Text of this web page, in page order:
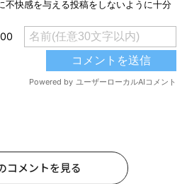
コメントを見る